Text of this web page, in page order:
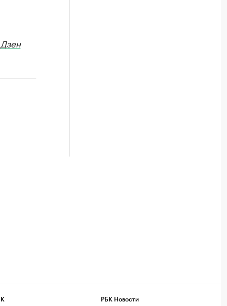
Дзен
РБК Новости